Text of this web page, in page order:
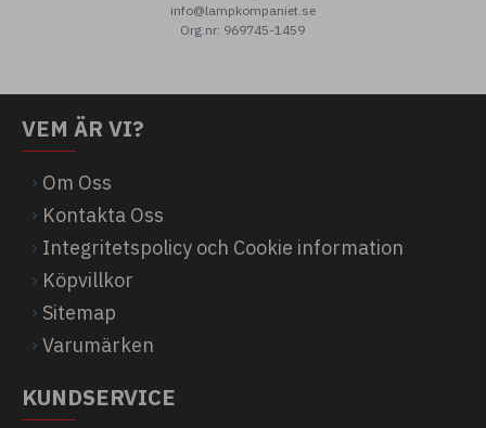
info@lampkompaniet.se
Org.nr: 969745-1459
VEM ÄR VI?
Om Oss
Kontakta Oss
Integritetspolicy och Cookie information
Köpvillkor
Sitemap
Varumärken
KUNDSERVICE